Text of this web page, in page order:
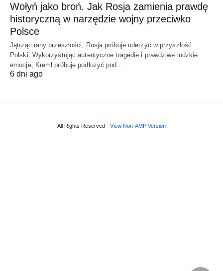
Wołyń jako broń. Jak Rosja zamienia prawdę
historyczną w narzędzie wojny przeciwko
Polsce
Jątrząc rany przeszłości, Rosja próbuje uderzyć w przyszłość
Polski. Wykorzystując autentyczne tragedie i prawdziwe ludzkie
emocje, Kreml próbuje podłożyć pod…
6 dni ago
All Rights Reserved View Non-AMP Version